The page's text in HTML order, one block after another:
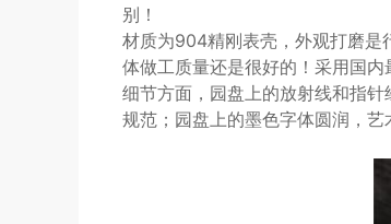
别！
材质为904精刚表壳，外观打磨是
体做工质量还是很好的！采用国
细节方面，园盘上的放射线和指
规范；园盘上的墨色字体圆润，艺